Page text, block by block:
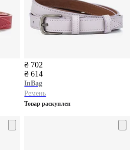
₴ 702
₴ 614
InBag
Ремень
Товар раскуплен